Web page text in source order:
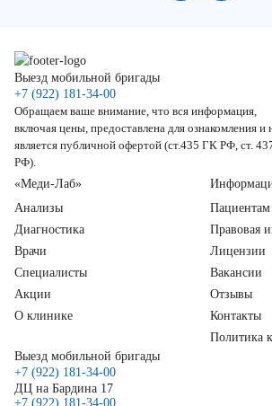
Выезд мобильной бригады
+7 (922) 181-34-00
Обращаем ваше внимание, что вся информация,
включая цены, предоставлена для ознакомления и
является публичной офертой (ст.435 ГК РФ, ст.
РФ).
«Меди-Лаб»
Анализы
Диагностика
Врачи
Специалисты
Акции
О клинике
Пациентам
Правовая
Лицензии
Вакансии
Отзывы
Контакты
Политика
Выезд мобильной бригады
+7 (922) 181-34-00
ДЦ на Бардина 17
+7 (922) 181-34-00